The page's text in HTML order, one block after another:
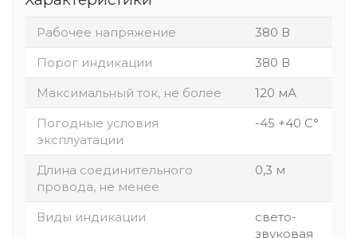
Рабочее напряжение
380 В
Порог индикации
380 В
Максимальный ток, не более
120 мА
Погодные условия
эксплуатации
-45 +40 С°
Длина соединительного
провода, не менее
0,3 м
Виды индикации
свето-
звуковая